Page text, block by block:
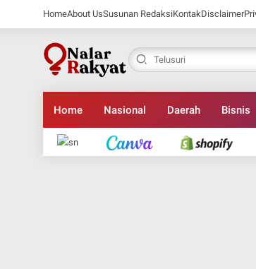
HomeAbout UsSusunan RedaksiKontakDisclaimer
Home Nasional Daerah Bisnis